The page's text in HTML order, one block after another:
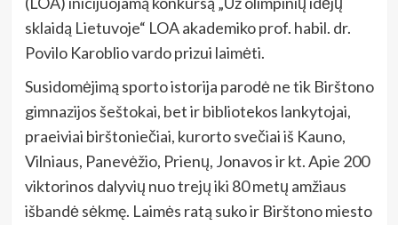
sklaidą Lietuvoje“ LOA akademiko prof. habil. dr.
Povilo Karoblio vardo prizui laimėti.
Susidomėjimą sporto istorija parodė ne tik Birštono
gimnazijos šeštokai, bet ir bibliotekos lankytojai,
praeiviai birštoniečiai, kurorto svečiai iš Kauno,
Vilniaus, Panevėžio, Prienų, Jonavos ir kt. Apie 200
viktorinos dalyvių nuo trejų iki 80 metų amžiaus
išbandė sėkmę. Laimės ratą suko ir Birštono miesto